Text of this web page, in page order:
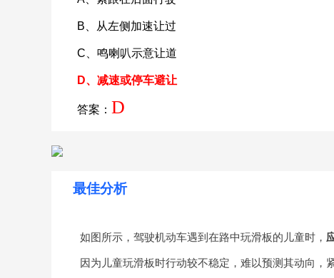
B、从左侧加速让过
C、鸣喇叭示意让道
D、减速或停车避让
答案： D
最佳分析
如图所示，驾驶机动车遇到在路中玩滑板的儿童时，
因为儿童玩滑板时行动较不稳定，难以预测其动向